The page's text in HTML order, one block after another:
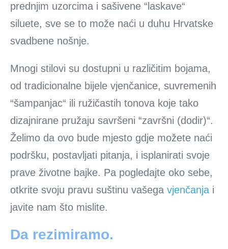
prednjim uzorcima i sašivene “laskave“
siluete, sve se to može naći u duhu Hrvatske
svadbene nošnje.
Mnogi stilovi su dostupni u različitim bojama,
od tradicionalne bijele vjenčanice, suvremenih
“šampanjac“ ili ružičastih tonova koje tako
dizajnirane pružaju savršeni “završni (dodir)“.
Želimo da ovo bude mjesto gdje možete naći
podršku, postavljati pitanja, i isplanirati svoje
prave životne bajke. Pa pogledajte oko sebe,
otkrite svoju pravu suštinu vašega vjenčanja i
javite nam što mislite.
Da rezimiramo.